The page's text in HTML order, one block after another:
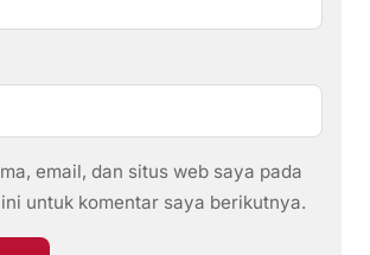
email, dan situs web saya pada
untuk komentar saya berikutnya.